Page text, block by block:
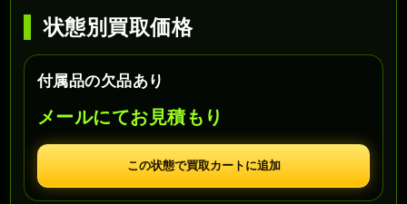
状態別買取価格
付属品の欠品あり
メールにてお見積もり
この状態で買取カートに追加